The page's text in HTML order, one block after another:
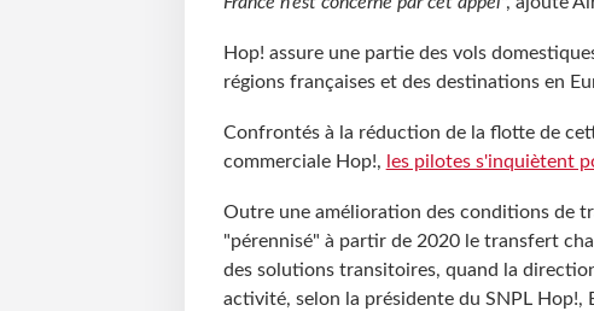
Hop! assure une partie des vols
régions françaises et des destinations en
Confrontés à la réduction de la flotte de
commerciale Hop!, les pilotes s'inquiètent
Outre une amélioration des conditions de
"pérennisé" à partir de 2020 le transfert
des solutions transitoires, quand la
activité, selon la présidente du SNPL Hop!,